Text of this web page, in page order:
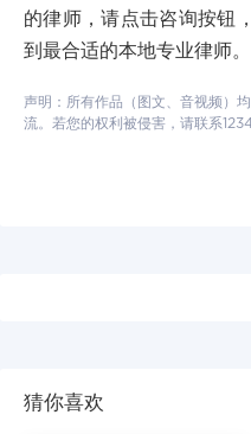
的律师，请点击咨询按钮
到最合适的本地专业律师。
声明：所有作品（图文、音视频）
流。若您的权利被侵害，请联系
猜你喜欢